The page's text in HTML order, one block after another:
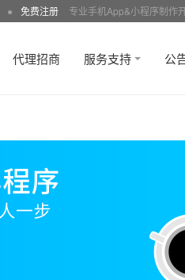
● 免费注册 专业手机App&小程序制作
代理招商 服务支持 公